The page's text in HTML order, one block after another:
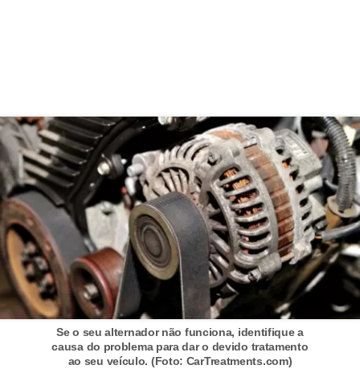
Se o seu alternador não funciona, identifique a
causa do problema para dar o devido tratamento
ao seu veículo. (Foto: CarTreatments.com)
o
s
M
o
t
o
s